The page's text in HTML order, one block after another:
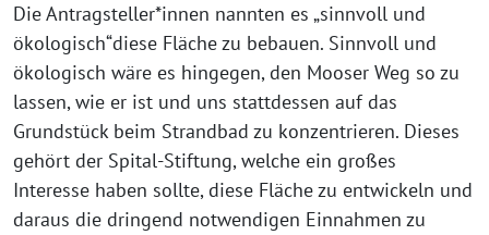
Die Antragsteller*innen nann­ten es „sinn­voll und
ökologisch“diese Fläche zu bebau­en. Sinnvoll und
öko­lo­gisch wäre es hin­ge­gen, den Mooser Weg so zu
las­sen, wie er ist und uns statt­des­sen auf das
Grundstück beim Strandbad zu kon­zen­trie­ren. Dieses
gehört der Spital-Stiftung, wel­che ein gro­ßes
Interesse haben soll­te, die­se Fläche zu ent­wi­ckeln und
dar­aus die drin­gend not­wen­di­gen Einnahmen zu